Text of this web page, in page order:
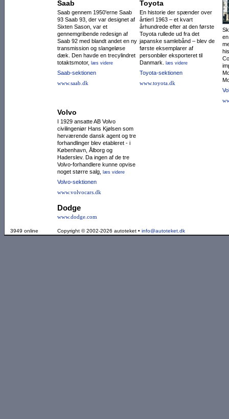
Saab
Saab gennem 1950'erne Saab
93 Saab 93, der var designet af
Sixten Sason, var et
gennemgribende redesign af
Saab 92 med blandt andet en ny
trans­mission og slangeløse
dæk. Den havde en trecylin­dret
totaktsmotor,
læs videre
Saab-sektionen
www.saab.dk
Toyota
En historie der spænder over
årtierI 1963 – et kvart
århundrede efter at den første
Toyota rullede ud fra det
japanske samlebånd – blev de
første eksemplarer af
personbiler eksporteret til
Danmark.
læs videre
Toyota-sektionen
www.toyota.dk
Volvo
I 1929 ansatte AB Volvo
civilingeniør Hans Kjølsen som
herværende dansk agent og tre
forhandlinger blev etableret - i
København, Ålborg og
Haderslev. Da ingen af de tre
Volvo-forhandlere kunne opvise
noget større salg,
læs videre
Volvo-sektionen
www.volvocars.dk
Dodge
www.dodge.com
3949 online Copyright © 2002-2026 autoteket • info@autoteket.dk